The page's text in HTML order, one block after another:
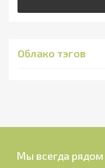
Облако тэгов
Мы всегда рядом